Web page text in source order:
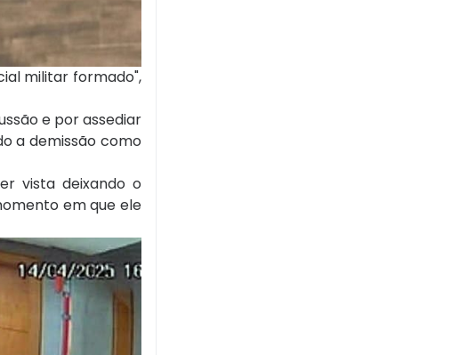
militar formado",
e por assediar
a demissão como
vista deixando o
em que ele